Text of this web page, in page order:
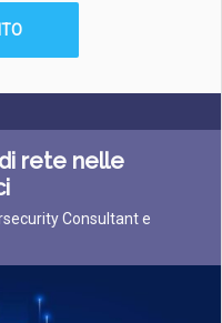
rete nelle
Consultant e